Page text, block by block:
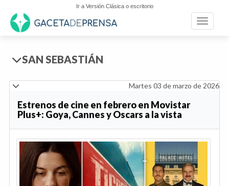
Ir a Versión Clásica o escritorio
Toggle
SAN SEBASTIÁN
Martes 03 de marzo de 2026
Estrenos de cine en febrero en Movistar
Plus+: Goya, Cannes y Oscars a la vista